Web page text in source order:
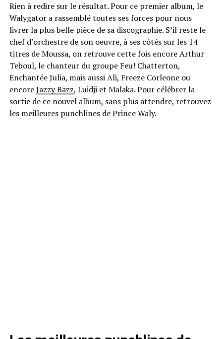
Rien à redire sur le résultat. Pour ce premier album, le
Walygator a rassemblé toutes ses forces pour nous
livrer la plus belle pièce de sa discographie. S’il reste le
chef d’orchestre de son oeuvre, à ses côtés sur les 14
titres de Moussa, on retrouve cette fois encore Arthur
Teboul, le chanteur du groupe Feu! Chatterton,
Enchantée Julia, mais aussi Ali, Freeze Corleone ou
encoreJazzy Bazz, Luidji et Malaka. Pour célébrer la
sortie de ce nouvel album, sans plus attendre, retrouvez
les meilleures punchlines de Prince Waly.